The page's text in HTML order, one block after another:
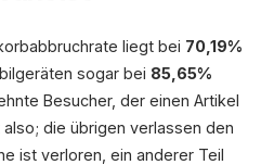
Ihr Warenkorb wartet
3 Artikel - jetzt abschließen
Ihr Wunschartikel ist da
liegt bei 70,19%
sogar bei 85,65%
Besucher, der einen Artikel
die übrigen verlassen den
ist verloren, ein anderer Teil